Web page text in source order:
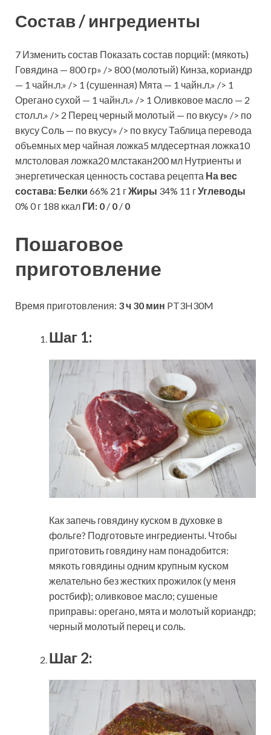
Состав / ингредиенты
7 Изменить состав Показать состав порций: (мякоть)
Говядина — 800 гр» /> 800 (молотый) Кинза, кориандр
— 1 чайн.л.» /> 1 (сушенная) Мята — 1 чайн.л.» /> 1
Орегано сухой — 1 чайн.л.» /> 1 Оливковое масло — 2
стол.л.» /> 2 Перец черный молотый — по вкусу» /> по
вкусу Соль — по вкусу» /> по вкусу Таблица перевода
объемных мер чайная ложка5 млдесертная ложка10
млстоловая ложка20 млстакан200 мл Нутриенты и
энергетическая ценность состава рецепта На вес
состава: Белки 66% 21 гЖиры 34% 11 гУглеводы
0% 0 г 188 ккал ГИ: 0 / 0 / 0
Пошаговое
приготовление
Время приготовления: 3 ч 30 мин PT3H30M
Шаг 1:
Как запечь говядину куском в духовке в
фольге? Подготовьте ингредиенты. Чтобы
приготовить говядину нам понадобится:
мякоть говядины одним крупным куском
желательно без жестких прожилок (у меня
ростбиф); оливковое масло; сушеные
приправы: орегано, мята и молотый кориандр;
черный молотый перец и соль.
Шаг 2: